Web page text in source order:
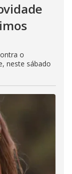
o
neste sábado